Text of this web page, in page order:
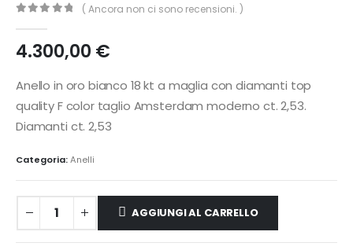
( Ancora non ci sono recensioni. )
4.300,00 €
Anello in oro bianco 18 kt a maglia con diamanti top
quality F color taglio Amsterdam moderno ct. 2,53.
Diamanti ct. 2,53
Categoria:Anelli
AGGIUNGI AL CARRELLO